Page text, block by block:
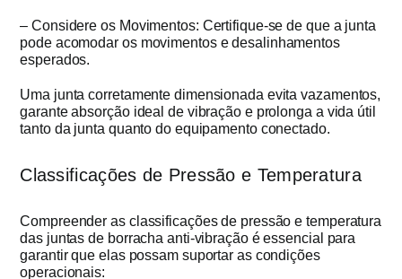
– Considere os Movimentos: Certifique-se de que a junta
pode acomodar os movimentos e desalinhamentos
esperados.
Uma junta corretamente dimensionada evita vazamentos,
garante absorção ideal de vibração e prolonga a vida útil
tanto da junta quanto do equipamento conectado.
Classificações de Pressão e Temperatura
Compreender as classificações de pressão e temperatura
das juntas de borracha anti-vibração é essencial para
garantir que elas possam suportar as condições
operacionais: